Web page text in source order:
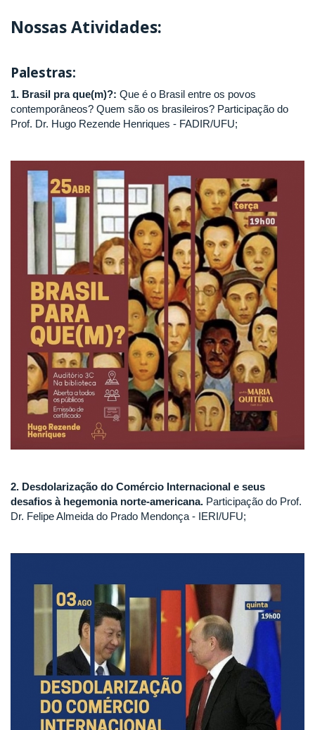
Nossas Atividades:
Palestras:
1. Brasil pra que(m)?: Que é o Brasil entre os povos
contemporâneos? Quem são os brasileiros? Participação do
Prof. Dr. Hugo Rezende Henriques - FADIR/UFU;
2. Desdolarização do Comércio Internacional e seus
desafios à hegemonia norte-americana. Participação do Prof.
Dr. Felipe Almeida do Prado Mendonça - IERI/UFU;